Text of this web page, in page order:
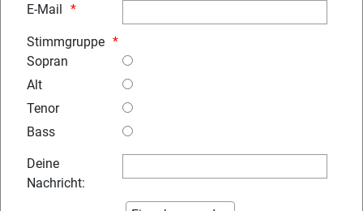
E-Mail
Stimmgruppe
Sopran
Alt
Tenor
Bass
Deine
Nachricht: